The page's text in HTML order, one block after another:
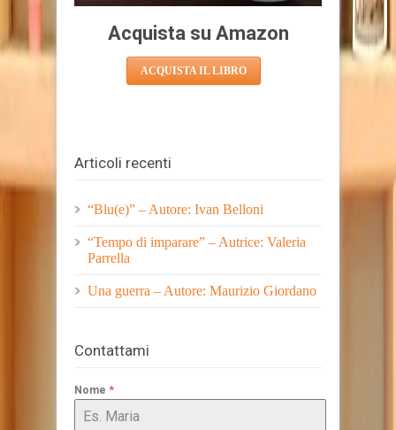
Acquista su Amazon
ACQUISTA IL LIBRO
Articoli recenti
“Blu(e)” – Autore: Ivan Belloni
“Tempo di imparare” – Autrice: Valeria
Parrella
Una guerra – Autore: Maurizio Giordano
Contattami
Nome *